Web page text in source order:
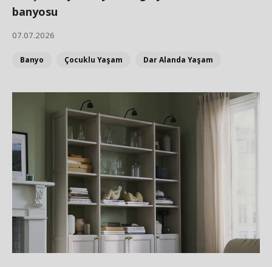
banyosu
07.07.2026
Banyo Çocuklu Yaşam Dar Alanda Yaşam